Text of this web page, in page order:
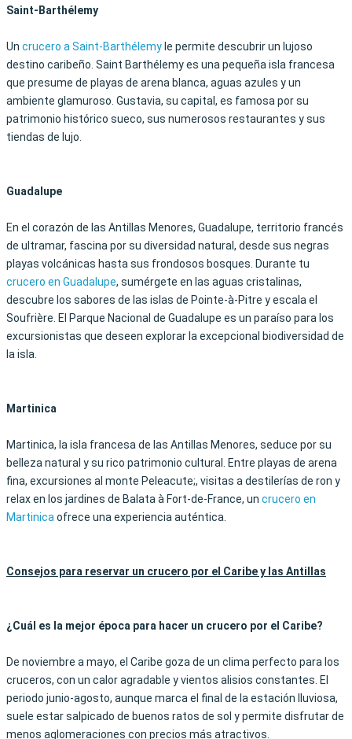
Saint-Barthélemy
Un crucero a Saint-Barthélemy le permite descubrir un lujoso
destino caribeño. Saint Barthélemy es una pequeña isla francesa
que presume de playas de arena blanca, aguas azules y un
ambiente glamuroso. Gustavia, su capital, es famosa por su
patrimonio histórico sueco, sus numerosos restaurantes y sus
tiendas de lujo.
Guadalupe
En el corazón de las Antillas Menores, Guadalupe, territorio francés
de ultramar, fascina por su diversidad natural, desde sus negras
playas volcánicas hasta sus frondosos bosques. Durante tu
crucero en Guadalupe, sumérgete en las aguas cristalinas,
descubre los sabores de las islas de Pointe-à-Pitre y escala el
Soufrière. El Parque Nacional de Guadalupe es un paraíso para los
excursionistas que deseen explorar la excepcional biodiversidad de
la isla.
Martinica
Martinica, la isla francesa de las Antillas Menores, seduce por su
belleza natural y su rico patrimonio cultural. Entre playas de arena
fina, excursiones al monte Peleacute;, visitas a destilerías de ron y
relax en los jardines de Balata à Fort-de-France, un crucero en
Martinicaofrece una experiencia auténtica.
Consejos para reservar un crucero por el Caribe y las Antillas
¿ Cuál es la mejor época para hacer un crucero por el Caribe?
De noviembre a mayo, el Caribe goza de un clima perfecto para los
cruceros, con un calor agradable y vientos alisios constantes. El
periodo junio-agosto, aunque marca el final de la estación lluviosa,
suele estar salpicado de buenos ratos de sol y permite disfrutar de
menos aglomeraciones con precios más atractivos.